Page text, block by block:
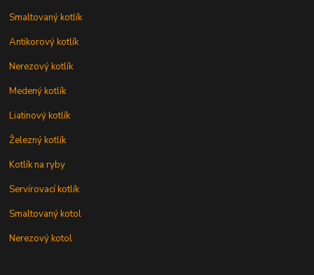
Smaltovaný kotlík
Antikorový kotlík
Nerezový kotlík
Medený kotlík
Liatinový kotlík
Železný kotlík
Kotlík na ryby
Servírovací kotlík
Smaltovaný kotol
Nerezový kotol